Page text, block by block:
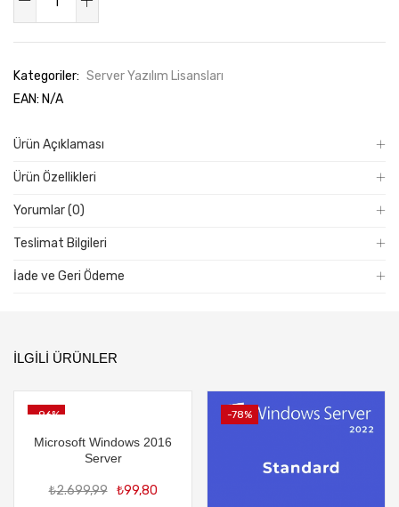
Server
Standard
Lisans
Kategoriler: Server Yazılım Lisansları
EAN: N/A
Ürün Açıklaması
Ürün Özellikleri
Yorumlar (0)
Teslimat Bilgileri
İade ve Geri Ödeme
İLGILI ÜRÜNLER
-96%
Microsoft Windows 2016
Server
₺2.699,99 Orijinal
₺99,80Şu
-78%